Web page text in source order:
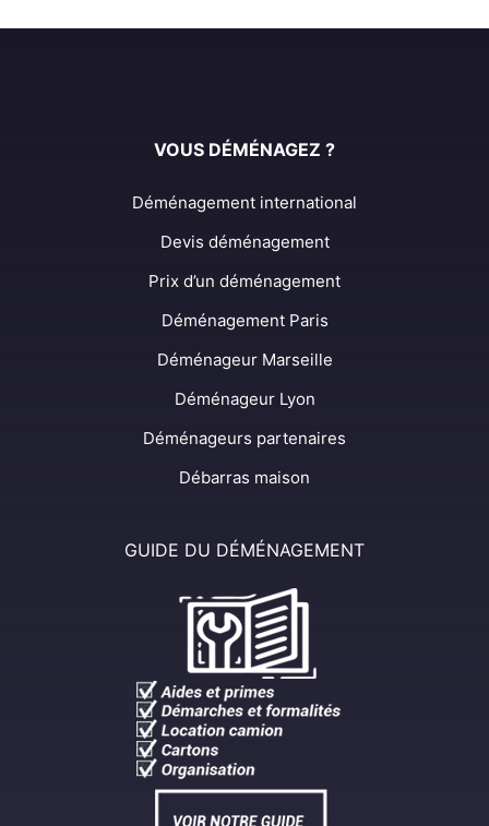
VOUS DÉMÉNAGEZ ?
Déménagement international
Devis déménagement
Prix d’un déménagement
Déménagement Paris
Déménageur Marseille
Déménageur Lyon
Déménageurs partenaires
Débarras maison
GUIDE DU DÉMÉNAGEMENT